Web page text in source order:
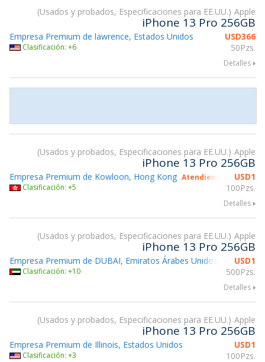
Usados y probados, Especificaciones para EE.UU. Apple
iPhone 13 Pro 256GB
USD366
50Pzs.
Empresa Premium de lawrence, Estados Unidos
Clasificación: +6
Detalles
Usados y probados, Especificaciones para EE.UU. Apple
iPhone 13 Pro 256GB
USD1
100Pzs.
Empresa Premium de Kowloon, Hong Kong Atendiendo gsmX
Clasificación: +5
Detalles
Usados y probados, Especificaciones para EE.UU. Apple
iPhone 13 Pro 256GB
USD1
500Pzs.
Empresa Premium de DUBAI, Emiratos Árabes Unidos
gsmX
Clasificación: +10
Detalles
Usados y probados, Especificaciones para EE.UU. Apple
iPhone 13 Pro 256GB
USD1
100Pzs.
Empresa Premium de Illinois, Estados Unidos
Clasificación: +3